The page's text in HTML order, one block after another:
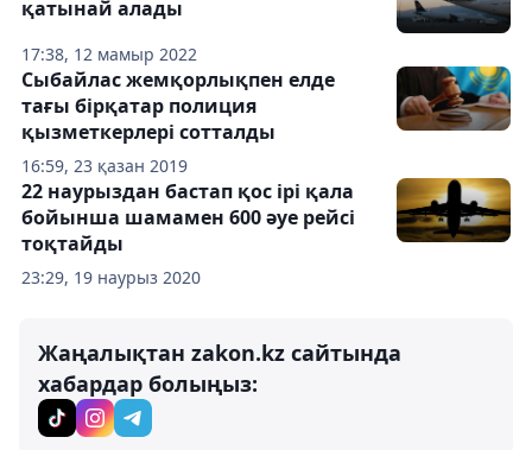
17:38, 12 мамыр 2022
қатынай алады
16:59, 23 қазан 2019
Сыбайлас жемқорлықпен елде
тағы бірқатар полиция
қызметкерлері сотталды
23:29, 19 наурыз 2020
22 наурыздан бастап қос ірі қала
бойынша шамамен 600 әуе рейсі
тоқтайды
Жаңалықтан zakon.kz сайтында
хабардар болыңыз: